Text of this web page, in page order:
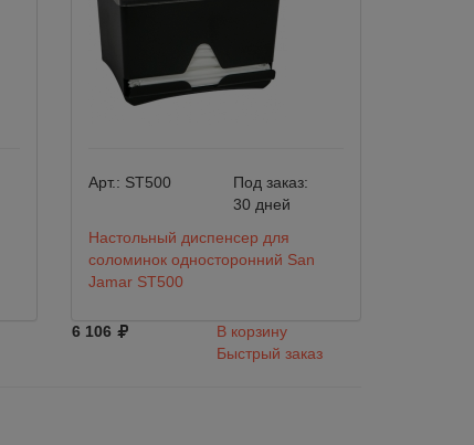
Арт.: ST500
Под заказ:
30 дней
Настольный диспенсер для
соломинок односторонний San
Jamar ST500
6 106
В корзину
Быстрый заказ